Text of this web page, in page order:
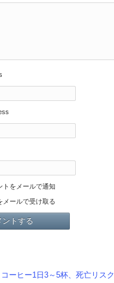
トをメールで通知
メールで受け取る
コーヒー1日3～5杯、死亡リス